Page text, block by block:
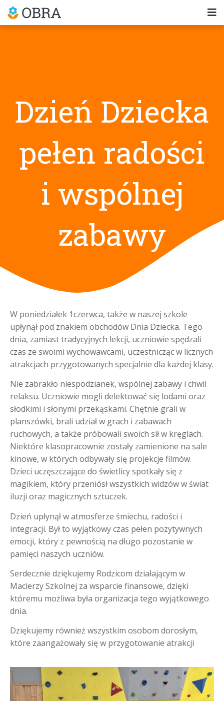
Dzień Dziecka
pełen radości
i wspólnej
zabawy
W poniedziałek 1czerwca, także w naszej szkole
upłynął pod znakiem obchodów Dnia Dziecka. Tego
dnia, zamiast tradycyjnych lekcji, uczniowie spędzali
czas ze swoimi wychowawcami, uczestnicząc w licznych
atrakcjach przygotowanych specjalnie dla każdej klasy.
Nie zabrakło niespodzianek, wspólnej zabawy i chwil
relaksu. Uczniowie mogli delektować się lodami oraz
słodkimi i słonymi przekąskami. Chętnie grali w
planszówki, brali udział w grach i zabawach
ruchowych, a także próbowali swoich sił w kręglach.
Niektóre klasopracownie zostały zamienione na sale
kinowe, w których odbywały się projekcje filmów.
Dzieci uczęszczające do świetlicy spotkały się z
magikiem, który przeniósł wszystkich widzów w świat
iluzji oraz magicznych sztuczek.
Dzień upłynął w atmosferze śmiechu, radości i
integracji. Był to wyjątkowy czas pełen pozytywnych
emocji, który z pewnością na długo pozostanie w
pamięci naszych uczniów.
Serdecznie dziękujemy Rodzicom działającym w
Macierzy Szkolnej za wsparcie finansowe, dzięki
któremu możliwa była organizacja tego wyjątkowego
dnia.
Dziękujemy również wszystkim osobom dorosłym,
które zaangażowały się w przygotowanie atrakcji